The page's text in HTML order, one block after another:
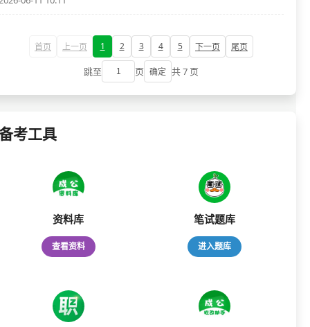
首页 上一页 1 2 3 4 5 下一页 尾页
跳至 页 确定 共 7 页
考工具
资料库
查看资料
笔试题库
进入题库